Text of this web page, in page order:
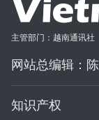
主管部门：越南通讯社
网站总编辑：
知识产权